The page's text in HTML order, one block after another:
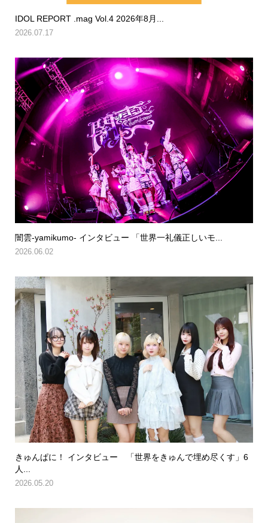
IDOL REPORT .mag Vol.4 2026年8月...
2026.07.17
闇雲-yamikumo- インタビュー 「世界一礼儀正しいモ...
2026.06.02
きゅんぱに！ インタビュー 「世界をきゅんで埋め尽くす」6
人...
2026.05.20